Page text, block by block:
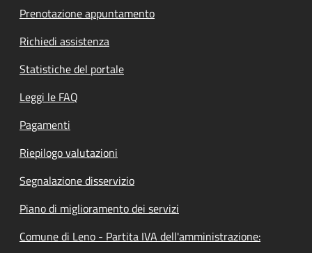
Prenotazione appuntamento
Richiedi assistenza
Statistiche del portale
Leggi le FAQ
Pagamenti
Riepilogo valutazioni
Segnalazione disservizio
Piano di miglioramento dei servizi
Comune di Leno - Partita IVA dell'amministrazione: